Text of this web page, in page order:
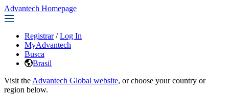
Advantech Homepage
Registrar / Log In
MyAdvantech
Busca
Brasil
Visit the Advantech Global website, or choose your country or
region below.